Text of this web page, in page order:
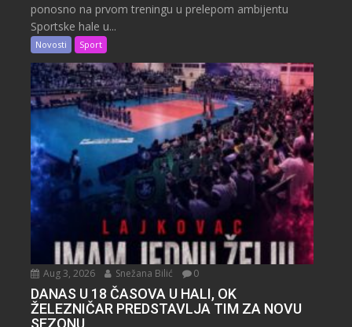
ponosno na prvom treningu u prelepom ambijentu
Sportske hale u...
Novosti Sport
Aug 3, 2026 Snežana Bilić 0
DANAS U 18 ČASOVA U HALI, OK
ŽELEZNIČAR PREDSTAVLJA TIM ZA NOVU
SEZONU